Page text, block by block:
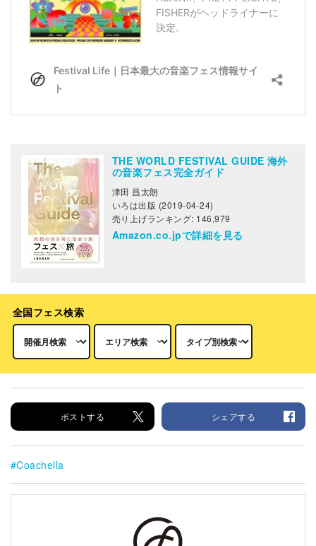
THE WORLD FESTIVAL GUIDE 海外
の音楽フェス完全ガイド
津田 昌太朗
いろは出版 (2019-04-24)
売り上げランキング: 146,979
Amazon.co.jpで詳細を見る
全国フェス検索
ポストする シェアする
Coachella